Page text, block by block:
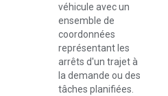
véhicule avec un
ensemble de
coordonnées
représentant les
arrêts d'un trajet à
la demande ou des
tâches planifiées.